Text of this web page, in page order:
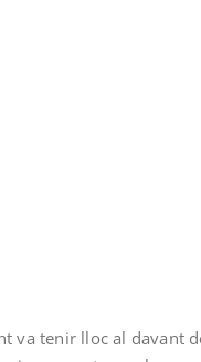
va tenir lloc al davant